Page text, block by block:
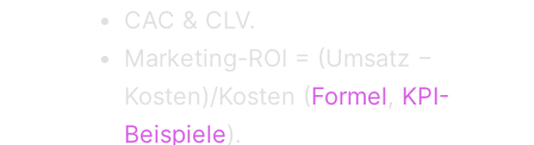
CAC & CLV.
Marketing-ROI = (Umsatz −
Kosten)/Kosten (Formel, KPI-
Beispiele).